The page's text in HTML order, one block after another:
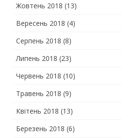
Жовтень 2018 (13)
Вересень 2018 (4)
Серпень 2018 (8)
Липень 2018 (23)
Червень 2018 (10)
Травень 2018 (9)
Квітень 2018 (13)
Березень 2018 (6)